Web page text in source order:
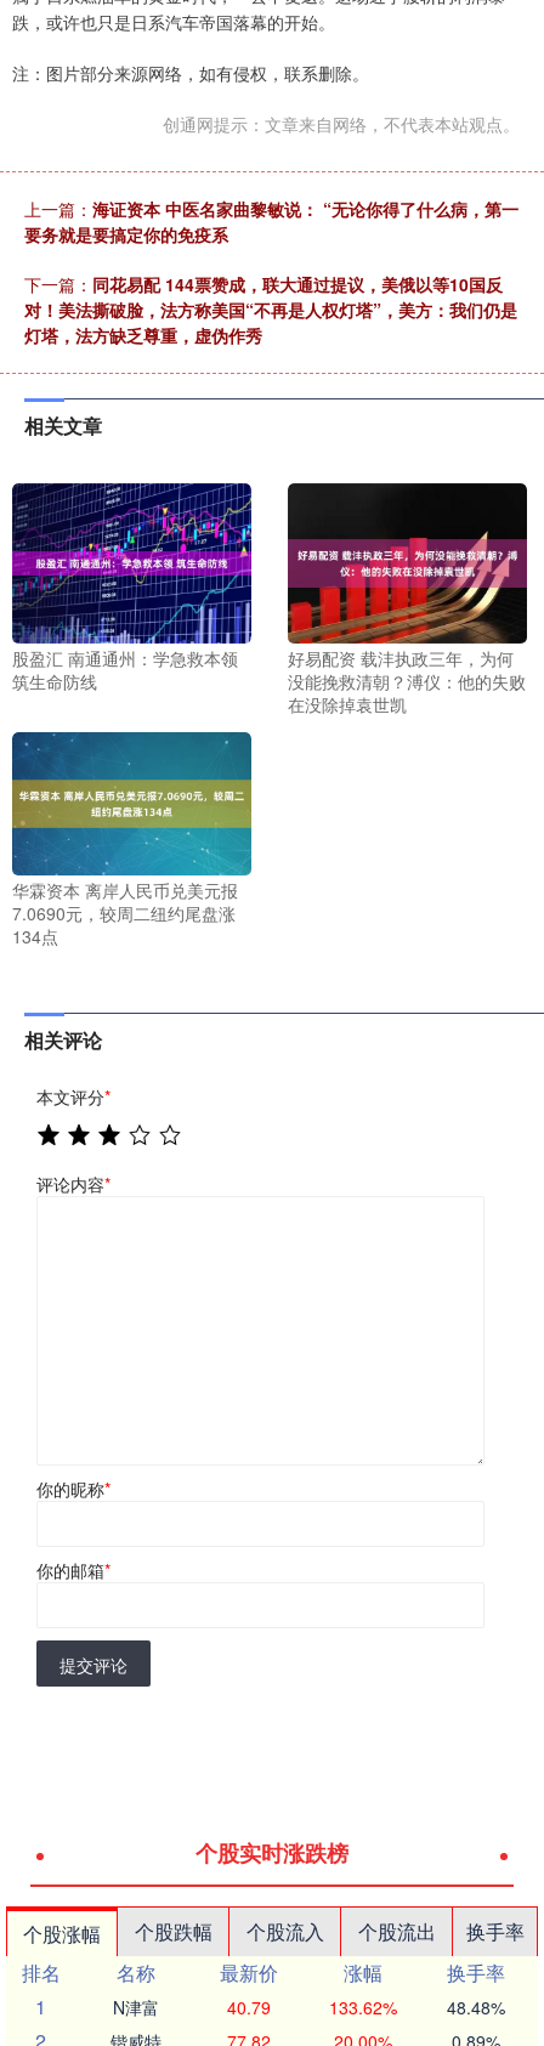
跌，或许也只是日系汽车帝国落幕的开始。
注：图片部分来源网络，如有侵权，联系删除。
创通网提示：文章来自网络，不代表本站观点。
上一篇： 海证资本 中医名家曲黎敏说： “无论你得了什么病，第一
要务就是要搞定你的免疫系
下一篇： 同花易配 144票赞成，联大通过提议，美俄以等10国反
对！美法撕破脸，法方称美国“不再是人权灯塔”，美方：我们仍是
灯塔，法方缺乏尊重，虚伪作秀
相关文章
股盈汇 南通通州：学急救本领
筑生命防线
好易配资 载沣执政三年，为何
没能挽救清朝？溥仪：他的失败
在没除掉袁世凯
华霖资本 离岸人民币兑美元报
7.0690元，较周二纽约尾盘涨
134点
相关评论
本文评分*
评论内容*
你的昵称*
你的邮箱*
提交评论
个股实时涨跌榜
个股涨幅 个股跌幅 个股流入 个股流出
换手率
排名
名称 最新价 涨幅
换手率
1
N津富 40.79 133.62% 48.48%